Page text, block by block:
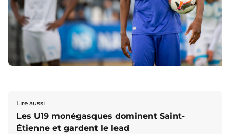
Lire aussi
Les U19 monégasques dominent Saint-
Étienne et gardent le lead